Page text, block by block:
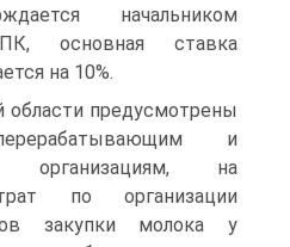
начальником
основная ставка
на 10%.
области предусмотрены
и
организациям, на
по организации
закупки молока у